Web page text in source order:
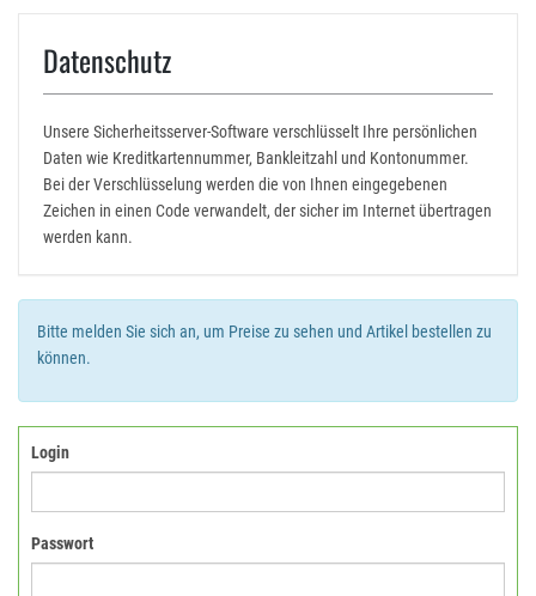
Datenschutz
Unsere Sicherheitsserver-Software verschlüsselt Ihre persönlichen
Daten wie Kreditkartennummer, Bankleitzahl und Kontonummer.
Bei der Verschlüsselung werden die von Ihnen eingegebenen
Zeichen in einen Code verwandelt, der sicher im Internet übertragen
werden kann.
Bitte melden Sie sich an, um Preise zu sehen und Artikel bestellen zu
können.
Login
Passwort